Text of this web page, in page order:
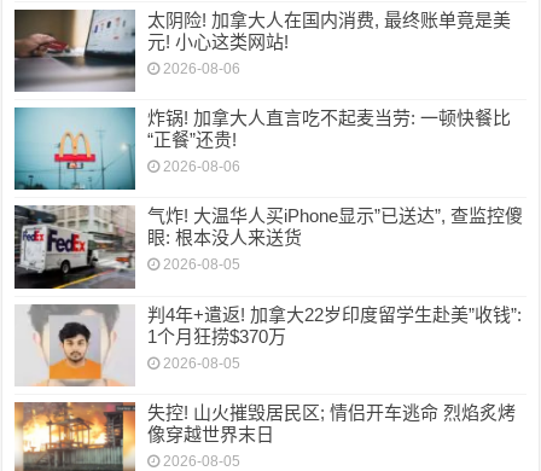
太阴险! 加拿大人在国内消费, 最终账单竟是美
元! 小心这类网站!
2026-08-06
炸锅! 加拿大人直言吃不起麦当劳: 一顿快餐比
“正餐”还贵!
2026-08-06
气炸! 大温华人买iPhone显示”已送达”, 查监控傻
眼: 根本没人来送货
2026-08-05
判4年+遣返! 加拿大22岁印度留学生赴美”收钱”:
1个月狂捞$370万
2026-08-05
失控! 山火摧毁居民区; 情侣开车逃命 烈焰炙烤
像穿越世界末日
2026-08-05